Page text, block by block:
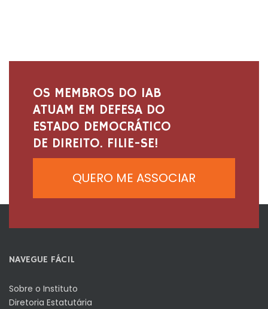
OS MEMBROS DO IAB
ATUAM EM DEFESA DO
ESTADO DEMOCRÁTICO
DE DIREITO. FILIE-SE!
QUERO ME ASSOCIAR
NAVEGUE FÁCIL
Sobre o Instituto
Diretoria Estatutária